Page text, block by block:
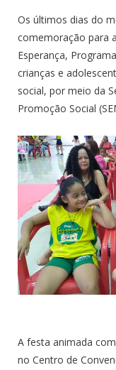
Os últimos dias do
comemoração para
Esperança,
crianças e
social, por meio da
Promoção Social
A festa animada
no Centro de